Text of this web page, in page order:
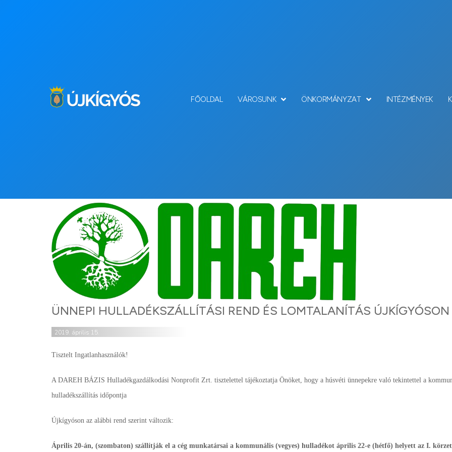
FŐOLDAL VÁROSUNK ÖNKORMÁNYZAT INTÉZMÉNYEK
ÜNNEPI HULLADÉKSZÁLLÍTÁSI REND ÉS LOMTALANÍTÁS ÚJKÍGYÓSON
2019. április 15.
Tisztelt Ingatlanhasználók!
A DAREH BÁZIS Hulladékgazdálkodási Nonprofit Zrt. tisztelettel tájékoztatja Önöket, hogy a húsvéti ünnepekre való tekintettel a
hulladékszállítás időpontja
Újkígyóson az alábbi rend szerint változik:
Április 20-án, (szombaton) szállítják el a cég munkatársai a kommunális (vegyes) hulladékot április 22-e (hétfő) helyett az I.